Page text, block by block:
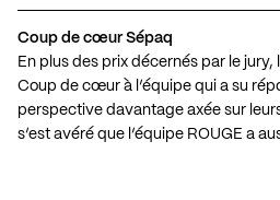
Coup de cœur Sépaq
En plus des prix décernés par le jury,
Coup de cœur à l’équipe qui a su
perspective davantage axée sur
s’est avéré que l’équipe ROUGE a